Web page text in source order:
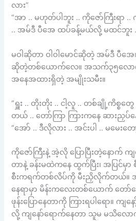
လား”
“အာ .. မဟုတ်ပါဘူး .. ကိုဇော်ကြီးရာ ..
.. အမ်ဒီ ပီအေ ထပ်ခန့်မယ်လို့ မထင်ဘူး
မဝါဆိုတာ ဝါဝါမောင်ဆိုတဲ့ အမ်ဒီ ပီအ
ဆိုတဲ့တစ်ယောက်လေ။ အသက်၃၅လော
အနေအထားရှိတဲ့ အမျိုးသမီး။
“ရှူး .. တိုးတိုး .. ငါ့လူ .. တစ်ချို့ကိစ္စတွ
တယ် .. တော်ကြာ ကြားကနေ ဆားညှပ်
“အော် .. ဒီလိုလား .. အင်းပါ .. မမေးတေ
ကိုဇော်ကြီးနဲ့ အဲ့လို ပြောပြီးတဲ့နောက် က
တာနဲ့ ခန်းမထဲကနေ ထွက်ပြီး၊ အပြင်မှ
စီးကရက်တစ်လိပ်ကို မီးညှိလိုက်တယ်။ အဲ
နေရာမှာ မိန်းကလေးတစ်ယောက် တေ
ဖုန်းပြောနေတာကို ကြားရပါရော။ ကျ
လို့ ကျနော်ရောက်နေတာ သူမ မသိလေ